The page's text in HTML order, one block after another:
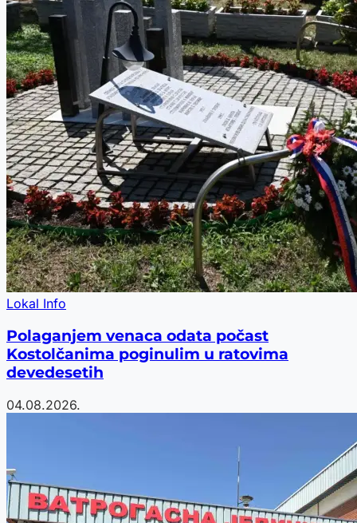
Lokal Info
Polaganjem venaca odata počast
Kostolčanima poginulim u ratovima
devedesetih
04.08.2026.